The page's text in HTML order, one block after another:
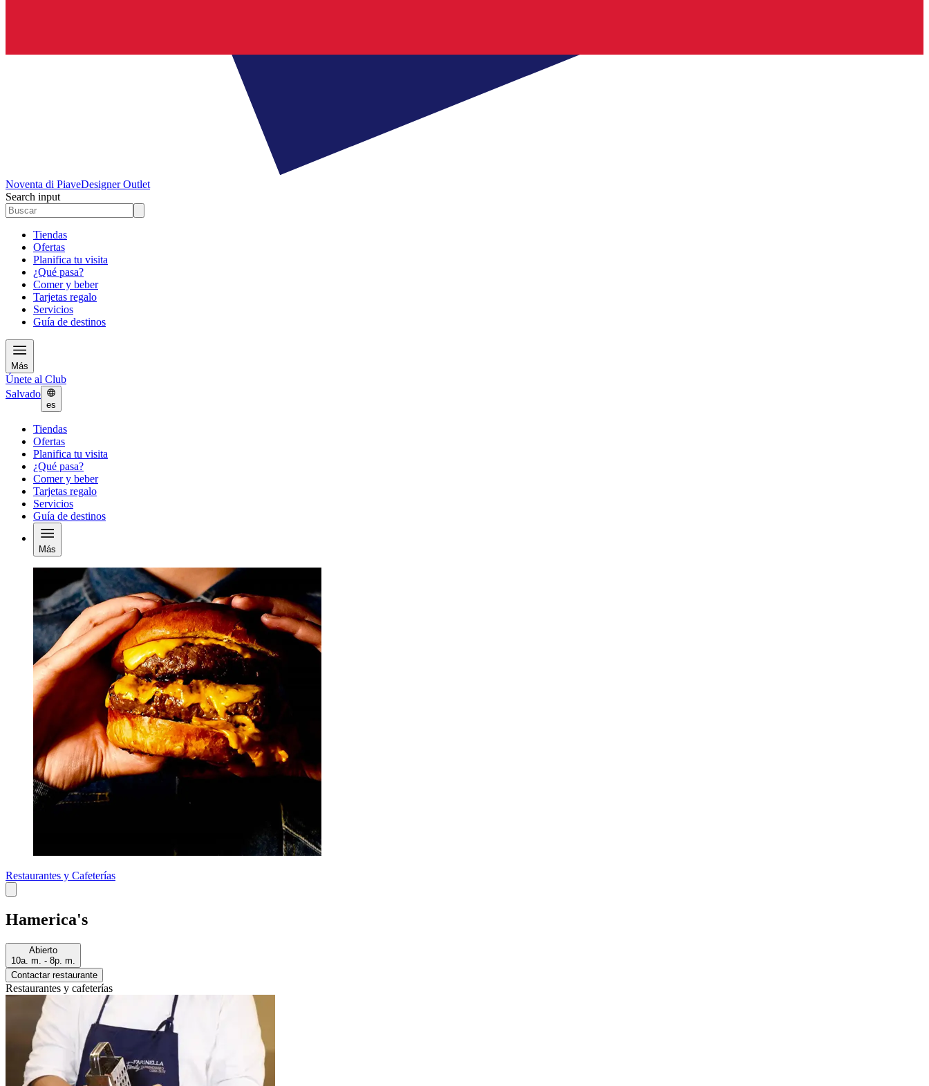
Noventa di PiaveDesigner Outlet
Search input
Tiendas
Ofertas
Planifica tu visita
¿Qué pasa?
Comer y beber
Tarjetas regalo
Servicios
Guía de destinos
Más
Únete al Club
Salvado
es
Tiendas
Ofertas
Planifica tu visita
¿Qué pasa?
Comer y beber
Tarjetas regalo
Servicios
Guía de destinos
Más
Restaurantes y Cafeterías
Hamerica's
Abierto
10a. m. - 8p. m.
Contactar restaurante
Restaurantes y cafeterías